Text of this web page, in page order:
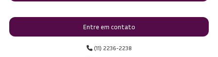
Entre em contato
(11) 2236-2238